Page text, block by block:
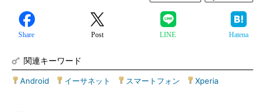
Share Post LINE Hatena
関連キーワード
Android イーサネット スマートフォン Xperia